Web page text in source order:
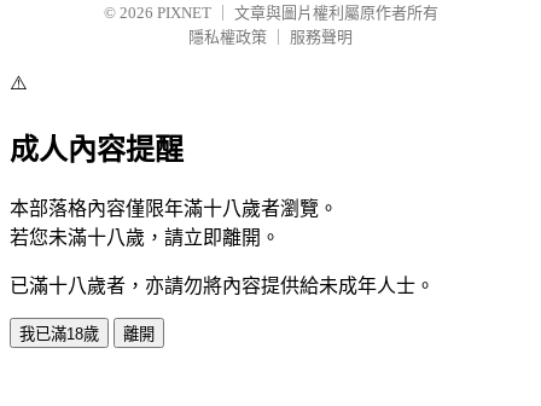
© 2026 PIXNET
文章與圖片權利屬原作者所有
隱私權政策
服務聲明
⚠️
成人內容提醒
本部落格內容僅限年滿十八歲者瀏覽。
若您未滿十八歲，請立即離開。
已滿十八歲者，亦請勿將內容提供給未成年人士。
我已滿18歲 離開